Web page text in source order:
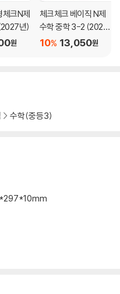
체크N제
년)
원
체크체크 베이직 N제
수학 중학 3-2 (2027
년)
13,050원
10%
수학(중등3)